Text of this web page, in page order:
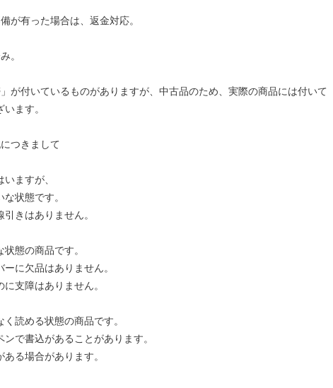
が有った場合は、返金対応。
。
が付いているものがありますが、中古品のため、実際の商品には付いて
ます。
つきまして
ますが、
状態です。
きはありません。
態の商品です。
に欠品はありません。
支障はありません。
読める状態の商品です。
で書込があることがあります。
る場合があります。